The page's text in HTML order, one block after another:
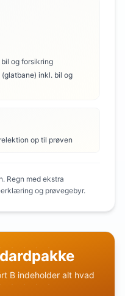
og forsikring
inkl. bil og
op til prøven
Regn med ekstra
og prøvegebyr.
B indeholder alt hvad